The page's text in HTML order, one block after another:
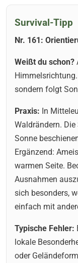
Survival-Tipp
Nr. 161:
Weißt du schon?
sondern folgt
Praxis: In
Waldrändern.
Sonne
Ergänzend:
warmen Seite.
Ausnahmen
sich besonders,
einfach mit
Typische Fehler:
lokale
oder